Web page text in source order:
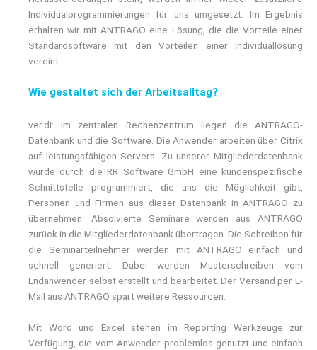
Individualprogrammierungen für uns umgesetzt. Im Ergebnis
erhalten wir mit ANTRAGO eine Lösung, die die Vorteile einer
Standardsoftware mit den Vorteilen einer Individuallösung
vereint.
Wie gestaltet sich der Arbeitsalltag?
ver.di: Im zentralen Rechenzentrum liegen die ANTRAGO-
Datenbank und die Software. Die Anwender arbeiten über Citrix
auf leistungsfähigen Servern. Zu unserer Mitgliederdatenbank
wurde durch die RR Software GmbH eine kundenspezifische
Schnittstelle programmiert, die uns die Möglichkeit gibt,
Personen und Firmen aus dieser Datenbank in ANTRAGO zu
übernehmen. Absolvierte Seminare werden aus ANTRAGO
zurück in die Mitgliederdatenbank übertragen. Die Schreiben für
die Seminarteilnehmer werden mit ANTRAGO einfach und
schnell generiert. Dabei werden Musterschreiben vom
Endanwender selbst erstellt und bearbeitet. Der Versand per E-
Mail aus ANTRAGO spart weitere Ressourcen.
Mit Word und Excel stehen im Reporting Werkzeuge zur
Verfügung, die vom Anwender problemlos genutzt und einfach